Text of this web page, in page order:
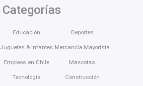
Categorías
Educación
Juguetes & Infantes
Empleos en Chile
Tecnología
Deportes
Mercancía Mayorista
Mascotas
Construcción